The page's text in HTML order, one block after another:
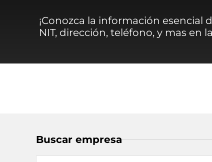
¡Conozca la información esencial
NIT, dirección, teléfono, y mas en
Buscar empresa